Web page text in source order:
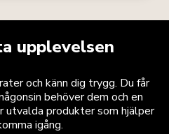
upplevelsen
och känn dig trygg. Du får
behöver dem och en
utvalda produkter som hjälper
igång.